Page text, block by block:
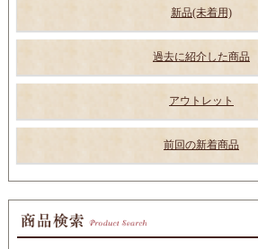
新品(未着用)
過去に紹介した商品
アウトレット
前回の新着商品